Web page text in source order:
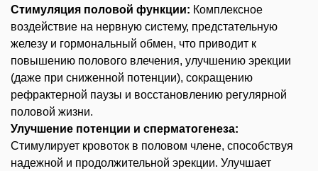
Стимуляция половой функции: Комплексное
воздействие на нервную систему, предстательную
железу и гормональный обмен, что приводит к
повышению полового влечения, улучшению эрекции
(даже при сниженной потенции), сокращению
рефрактерной паузы и восстановлению регулярной
половой жизни.
Улучшение потенции и сперматогенеза:
Стимулирует кровоток в половом члене, способствуя
надежной и продолжительной эрекции. Улучшает